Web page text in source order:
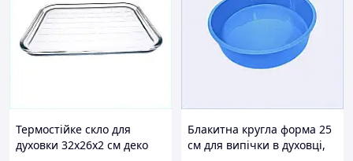
Термостійке скло для
духовки 32х26х2 см деко
Блакитна кругла форма 25
см для випічки в духовці,